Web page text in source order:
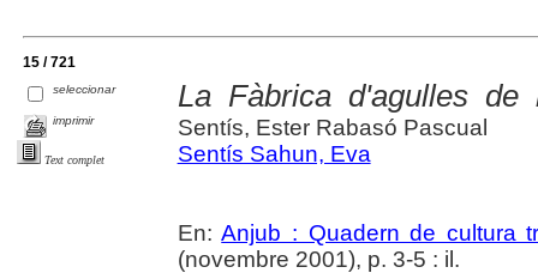
15 / 721
seleccionar
imprimir
Text complet
La Fàbrica d'agulles de
Sentís, Ester Rabasó Pascual
Sentís Sahun, Eva
En:Anjub : Quadern de cultura
(novembre 2001), p. 3-5 : il.